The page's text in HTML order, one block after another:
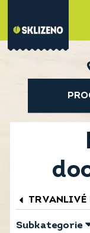
Subkategorie